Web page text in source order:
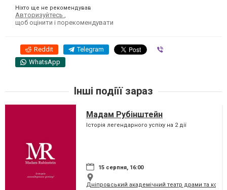
Ніхто ще не рекомендував
Авторизуйтесь
щоб оцінити і порекомендувати
Reddit Telegram
WhatsApp
Інші подіїї зараз
Мадам Рубінштейн
Історія легендарного успіху на 2 дії
15 серпня, 16:00
Дніпровський академічний театр драми та